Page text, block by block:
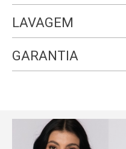
LAVAGEM
GARANTIA